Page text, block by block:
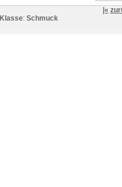
|«
Klasse: Schmuck